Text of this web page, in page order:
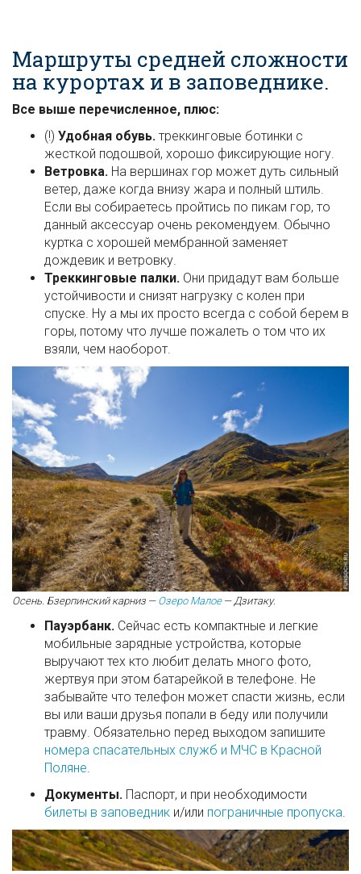
Маршруты средней сложности
на курортах и в заповеднике.
Все выше перечисленное, плюс:
(!) Удобная обувь. треккинговые ботинки с
жесткой подошвой, хорошо фиксирующие ногу.
Ветровка. На вершинах гор может дуть сильный
ветер, даже когда внизу жара и полный штиль.
Если вы собираетесь пройтись по пикам гор, то
данный аксессуар очень рекомендуем. Обычно
куртка с хорошей мембранной заменяет
дождевик и ветровку.
Треккинговые палки. Они придадут вам больше
устойчивости и снизят нагрузку с колен при
спуске. Ну а мы их просто всегда с собой берем в
горы, потому что лучше пожалеть о том что их
взяли, чем наоборот.
Осень. Бзерпинский карниз — Озеро Малое— Дзитаку.
Пауэрбанк. Сейчас есть компактные и легкие
мобильные зарядные устройства, которые
выручают тех кто любит делать много фото,
жертвуя при этом батарейкой в телефоне. Не
забывайте что телефон может спасти жизнь, если
вы или ваши друзья попали в беду или получили
травму. Обязательно перед выходом запишите
номера спасательных служб и МЧС в Красной
Поляне.
Документы. Паспорт, и при необходимости
билеты в заповедник и/или пограничные пропуска.